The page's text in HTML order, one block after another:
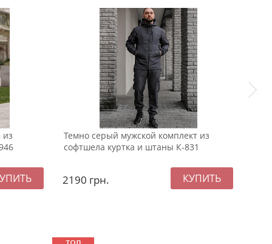
Темно серый мужской комплект из
софтшела куртка и штаны К-831
2190 грн.